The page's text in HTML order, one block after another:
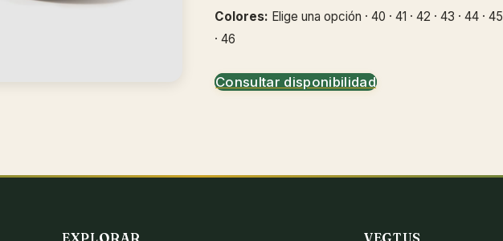
Colores: Elige una opción · 40 · 41 · 42 · 43 · 44 · 45
· 46
Consultar disponibilidad
EXPLORAR VEGTUS